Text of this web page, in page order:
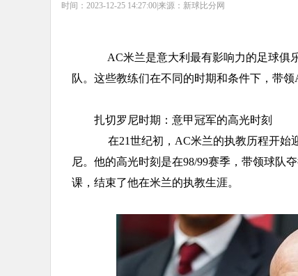
时间：2023-12-25 14:27:00|来源：新球比分网
AC米兰是意大利最有影响力的足球俱
队。这些教练们在不同的时期和条件下，带
扎切罗尼时期：意甲冠军的高光时刻
在21世纪初，AC米兰的执教历程开始迎
尼。他的高光时刻是在98/99赛季，带领球队
课，结束了他在米兰的执教生涯。